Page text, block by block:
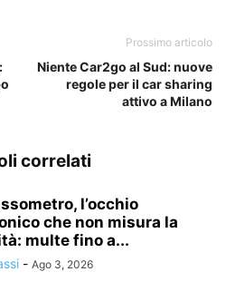
Prossimo articolo
Niente Car2go al Sud: nuove
regole per il car sharing
attivo a Milano
correlati
l’occhio
che non misura la
multe fino a...
- Ago 3, 2026